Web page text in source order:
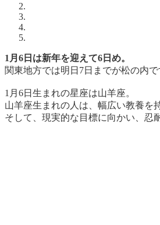
1月6日は新年を迎えて6日め。
関東地方では明日7日までが松の内で
1月6日生まれの星座は山羊座。
山羊座生まれの人は、幅広い教養を
そして、現実的な目標に向かい、忍